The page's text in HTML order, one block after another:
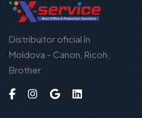
Distribuitor oficial în
Moldova - Canon, Ricoh,
Brother.